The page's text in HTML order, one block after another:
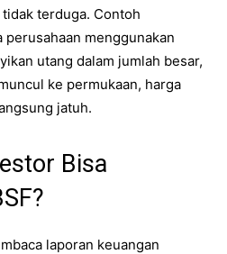
terduga. Contoh
menggunakan
utang dalam jumlah besar,
ke permukaan, harga
jatuh.
Bisa
laporan keuangan